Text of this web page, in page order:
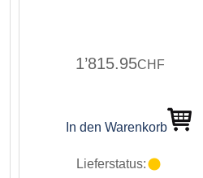
1’815.95CHF
In den Warenkorb
Lieferstatus: